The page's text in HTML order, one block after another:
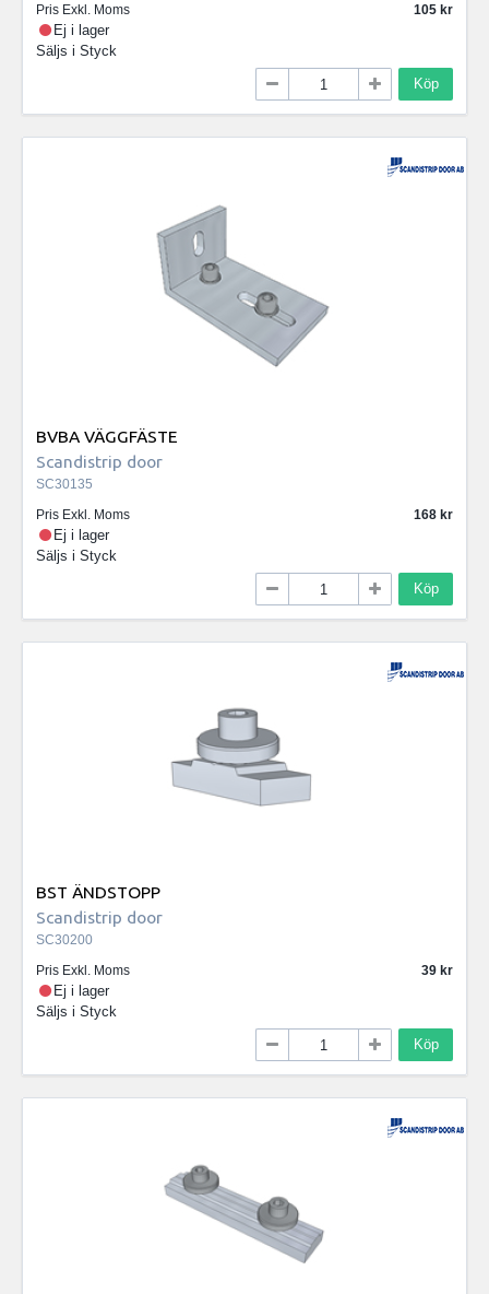
Pris Exkl. Moms
105
Ej i lager
Säljs i Styck
Köp
BVBA VÄGGFÄSTE
Scandistrip door
SC30135
Pris Exkl. Moms
168
Ej i lager
Säljs i Styck
Köp
BST ÄNDSTOPP
Scandistrip door
SC30200
Pris Exkl. Moms
39
Ej i lager
Säljs i Styck
Köp